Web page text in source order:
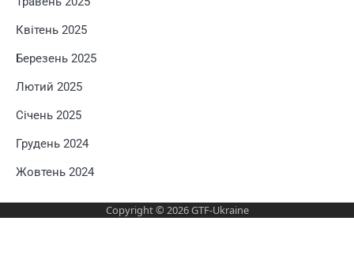
Квітень 2025
Березень 2025
Лютий 2025
Січень 2025
Грудень 2024
Жовтень 2024
Copyright © 2026GTF-Ukraine